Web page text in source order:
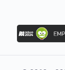
Concurso Ibama
Concurso MPU
Editais publicados